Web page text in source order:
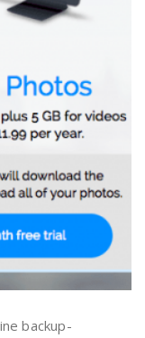
backup-